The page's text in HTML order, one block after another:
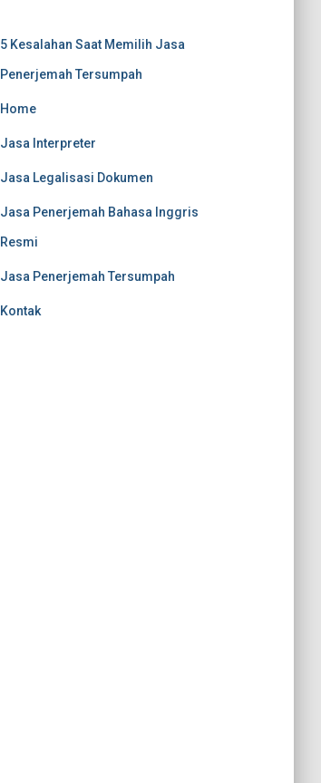
5 Kesalahan Saat Memilih Jasa
Penerjemah Tersumpah
Home
Jasa Interpreter
Jasa Legalisasi Dokumen
Jasa Penerjemah Bahasa Inggris
Resmi
Jasa Penerjemah Tersumpah
Kontak